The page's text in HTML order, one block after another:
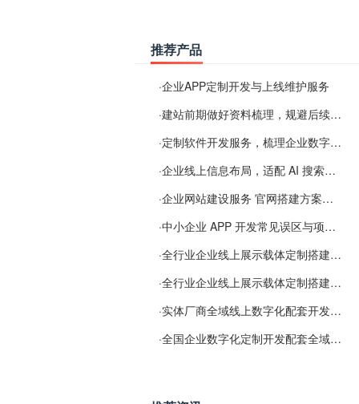
推荐产品
·企业APP定制开发与上线维护服务
·建站前期做好资料梳理，规避后续各类使用难题
·定制软件开发服务，梳理企业数字化落地常见难点
·企业线上信息布局，适配 AI 搜索需要留意这些要点
·企业网站建设服务 官网搭建方案经验分享
·中小企业 APP 开发常见误区与项目规划实用经验
·全行业企业线上展示载体定制搭建服务
·全行业企业线上展示载体定制搭建服务
·实体厂商全域线上数字化配套开发与地域检索优化服务
·全国企业数字化定制开发配套全域搜索优化服务